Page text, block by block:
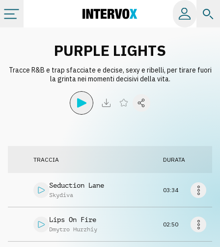
Album
Licenze
Info
Richiedi musica
PURPLE LIGHTS
Tracce R&B e trap sfacciate e decise, sexy e ribelli, per tirare fuori
la grinta nei momenti decisivi della vita.
TRACCIA DURATA
Seduction Lane
Skydiva
03:34
Lips On Fire
Dmytro Hurzhiy
02:50